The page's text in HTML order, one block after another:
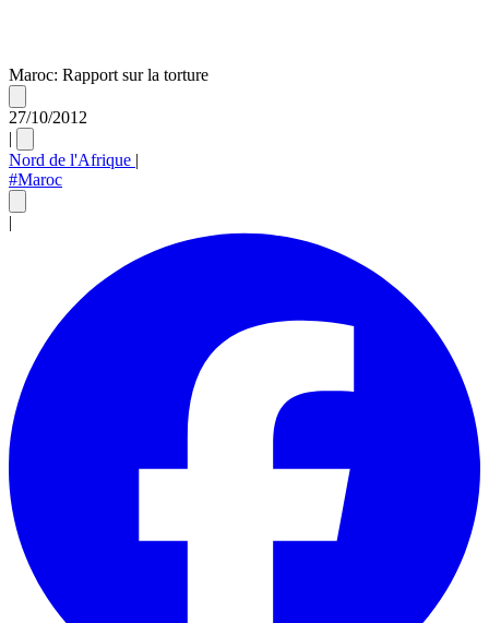
Maroc: Rapport sur la torture
27/10/2012
|
Nord de l'Afrique |
#Maroc
|